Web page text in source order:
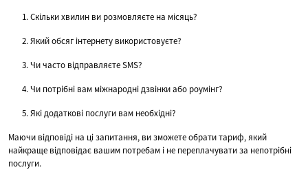
Скільки хвилин ви розмовляєте на місяць?
Який обсяг інтернету використовуєте?
Чи часто відправляєте SMS?
Чи потрібні вам міжнародні дзвінки або роумінг?
Які додаткові послуги вам необхідні?
Маючи відповіді на ці запитання, ви зможете обрати тариф, який
найкраще відповідає вашим потребам і не переплачувати за непотрібні
послуги.